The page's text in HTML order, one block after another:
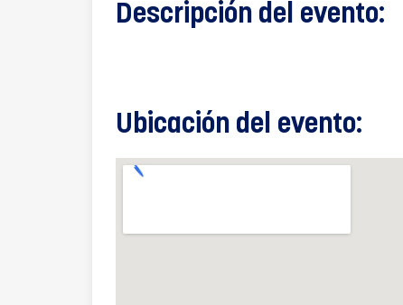
Descripción del evento:
Ubicación del evento: